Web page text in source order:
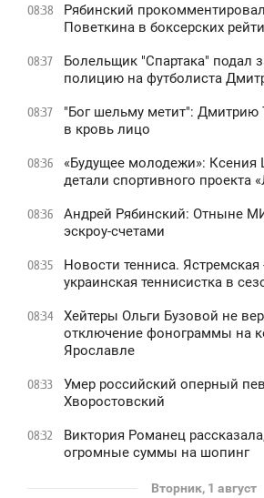
08:38
Рябинский
Поветкина в боксерских
08:37
Болельщик "Спартака" подал
полицию на футболиста
08:37
"Бог шельму метит": Дмитрию
в кровь лицо
08:36
«Будущее молодежи»: Ксения
детали спортивного проекта
08:36
Андрей Рябинский: Отныне
эскроу-счетами
08:35
Новости тенниса. Ястремская
украинская теннисистка в
08:34
Хейтеры Ольги Бузовой не
отключение фонограммы на
Ярославле
08:33
Умер российский оперный
Хворостовский
08:32
Виктория Романец
огромные суммы на шопинг
Вторник, 1 август